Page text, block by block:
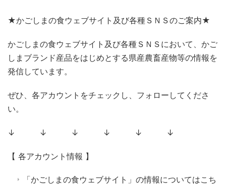
★かごしまの食ウェブサイト及び各種ＳＮＳのご案内★
かごしまの食ウェブサイト及び各種ＳＮＳにおいて、かご
しまブランド産品をはじめとする県産農畜産物等の情報を
発信しています。
ぜひ、各アカウントをチェックし、フォローしてくださ
い。
↓ ↓ ↓ ↓ ↓ ↓
【 各アカウント情報 】
「かごしまの食ウェブサイト」の情報についてはこち